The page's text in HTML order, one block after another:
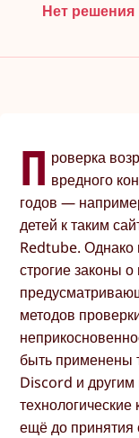
Нет решения
П роверка
вредного
годов —
детей к таким
Redtube. Однако
строгие законы
методов
быть применены
Discord и
ещё до принятия